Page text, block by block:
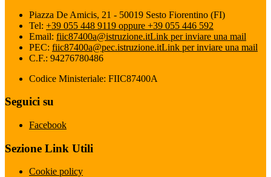
Piazza De Amicis, 21 - 50019 Sesto Fiorentino (FI)
Tel: +39 055 448 9119 oppure +39 055 446 592
Email: fiic87400a@istruzione.itLink per inviare una mail
PEC: fiic87400a@pec.istruzione.itLink per inviare una mail
C.F.: 94276780486
Codice Ministeriale: FIIC87400A
Seguici su
Facebook
Sezione Link Utili
Cookie policy